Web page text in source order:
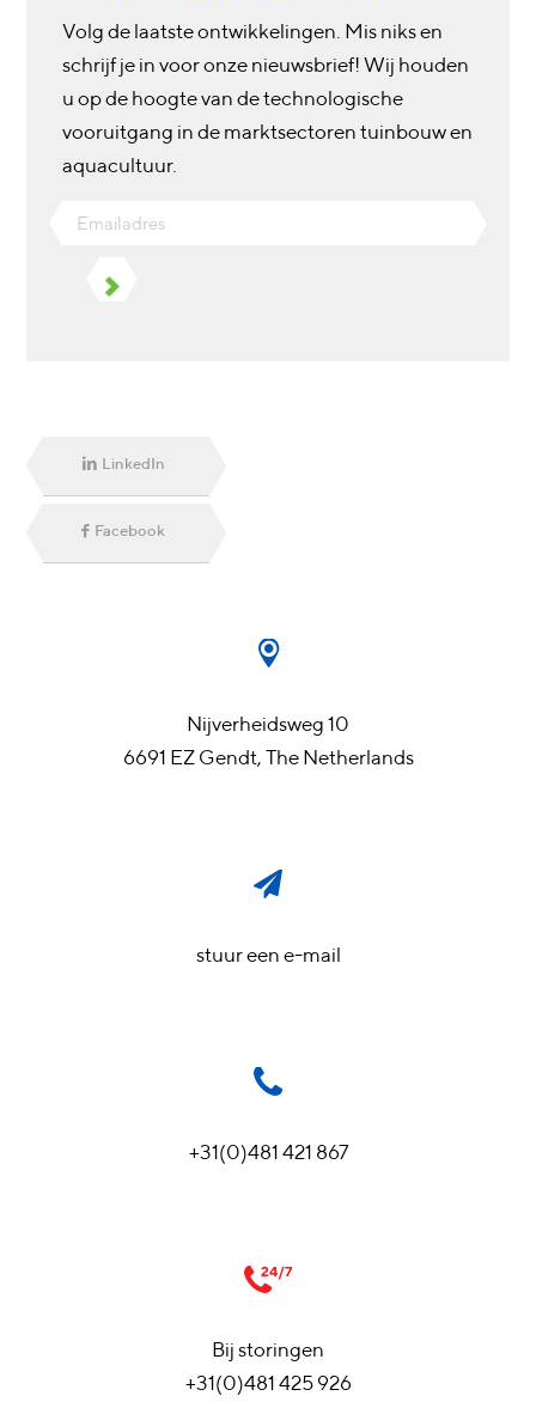
Volg de laatste ontwikkelingen. Mis niks en
schrijf je in voor onze nieuwsbrief! Wij houden
u op de hoogte van de technologische
vooruitgang in de marktsectoren tuinbouw en
aquacultuur.
LinkedIn
Facebook
Nijverheidsweg 10
6691 EZ Gendt, The Netherlands
stuur een e-mail
+31(0)481 421 867
Bij storingen
+31(0)481 425 926